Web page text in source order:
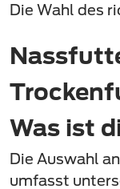
Die Wahl des
Was ist
Die Auswahl
umfasst